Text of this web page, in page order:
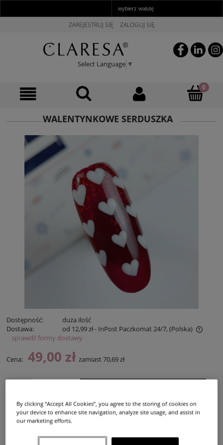
ZAREJESTRUJ SIĘ ZALOGUJ SIĘ
Select Language ▼
WALENTYNKOWE SERDUSZKA
Dostępność:
duża ilość
Dostawa:
od 12,99 zł- InPost Paczkomat 24/7, (Polska)
Cena nie zawiera ewentualnych kosztów płatności
sprawdź formy dostawy
Cena: 49,00 zł zamiast 70,69 zł
Zyskujesz9pkt [
dodaj do przechowalni
By clicking “Accept All Cookies”, you agree to the storing of cookies on
your device to enhance site navigation, analyze site usage, and assist in
our marketing efforts.